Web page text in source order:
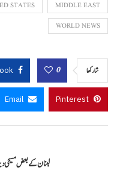
MIDDLE EAST
STATES
WORLD NEWS
شاركها 0
Pinterest
Email
لبنان کے بعض مسیحی